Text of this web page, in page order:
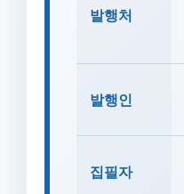
발행처
발행인
집필자